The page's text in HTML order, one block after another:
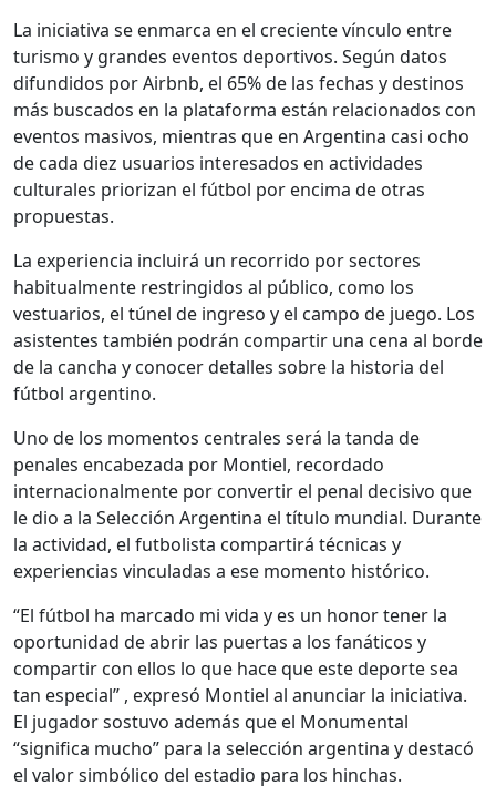
La iniciativa se enmarca en el creciente vínculo entre
turismo y grandes eventos deportivos. Según datos
difundidos por Airbnb, el 65% de las fechas y destinos
más buscados en la plataforma están relacionados con
eventos masivos, mientras que en Argentina casi ocho
de cada diez usuarios interesados en actividades
culturales priorizan el fútbol por encima de otras
propuestas.
La experiencia incluirá un recorrido por sectores
habitualmente restringidos al público, como los
vestuarios, el túnel de ingreso y el campo de juego. Los
asistentes también podrán compartir una cena al borde
de la cancha y conocer detalles sobre la historia del
fútbol argentino.
Uno de los momentos centrales será la tanda de
penales encabezada por Montiel, recordado
internacionalmente por convertir el penal decisivo que
le dio a la Selección Argentina el título mundial. Durante
la actividad, el futbolista compartirá técnicas y
experiencias vinculadas a ese momento histórico.
“El fútbol ha marcado mi vida y es un honor tener la
oportunidad de abrir las puertas a los fanáticos y
compartir con ellos lo que hace que este deporte sea
tan especial” , expresó Montiel al anunciar la iniciativa.
El jugador sostuvo además que el Monumental
“significa mucho” para la selección argentina y destacó
el valor simbólico del estadio para los hinchas.